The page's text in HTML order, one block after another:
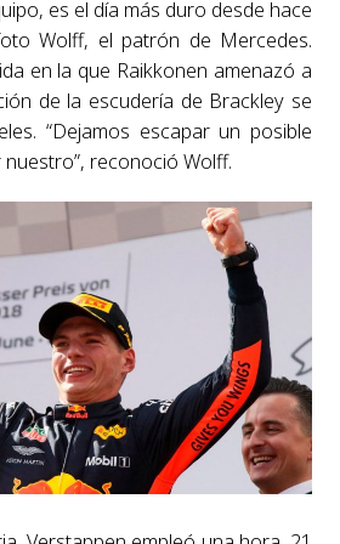
es el día más duro desde hace
Wolff, el patrón de Mercedes.
en la que Raikkonen amenazó a
de la escudería de Brackley se
“Dejamos escapar un posible
reconoció Wolff.